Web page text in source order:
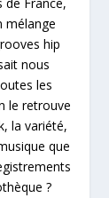
de France,
mélange
hip
nous
les
le retrouve
la variété,
que
?